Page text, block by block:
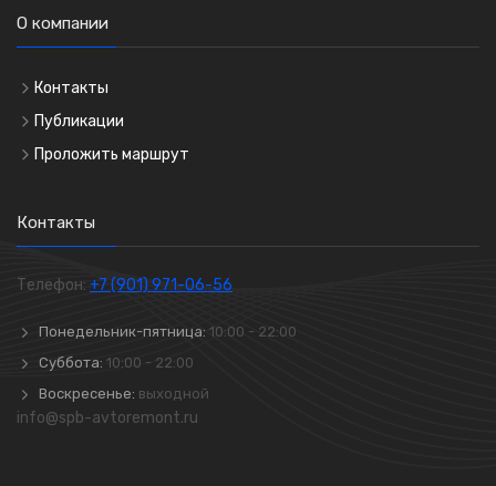
О компании
Контакты
Публикации
Проложить маршрут
Контакты
Телефон: +7 (901) 971-06-56
Понедельник-пятница: 10:00 - 22:00
Суббота: 10:00 - 22:00
Воскресенье: выходной
info@spb-avtoremont.ru